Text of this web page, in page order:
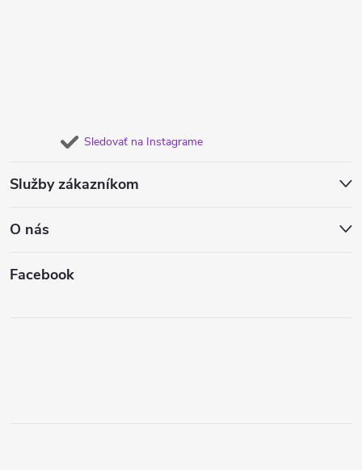
Sledovať na Instagrame
Služby zákazníkom
O nás
Facebook